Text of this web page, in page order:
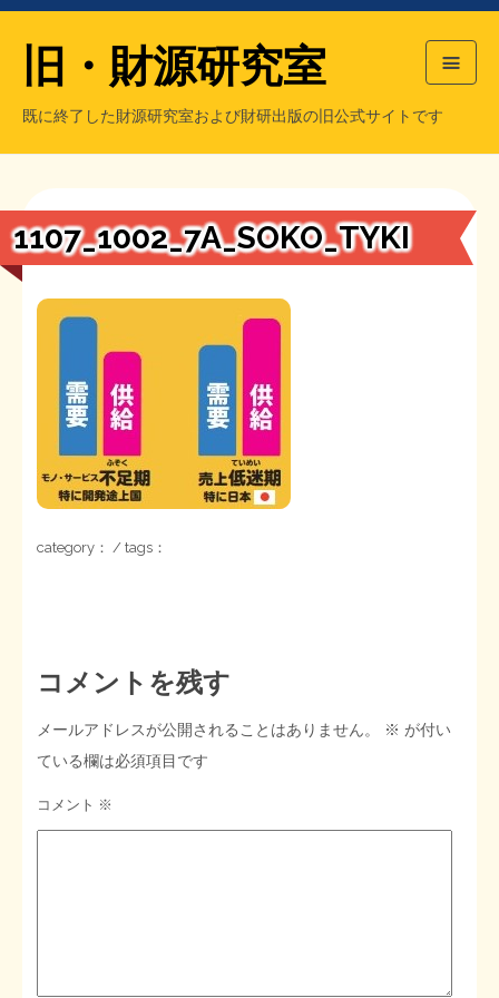
シン財源はあなたです／合同誌／旧・サブカル分室
日本経済を解説するヤンキー／MIHANAマンガ／旧・財研出版
もっと知りたい方へ
マネクリ戦士 RED & BLACK
MMTの学習資料
STOPインボイス作品集
旧・財源研究室
既に終了した財源研究室および財研出版の旧公式サイトです
旧・財源研究室について
会計報告
会計報告
1107_1002_7A_SOKO_TYKI
category： / tags：
コメントを残す
メールアドレスが公開されることはありません。 ※ が付い
ている欄は必須項目です
コメント ※